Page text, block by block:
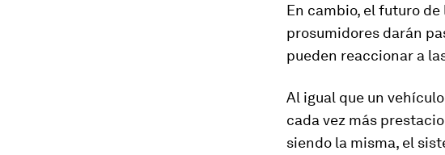
En cambio, el futuro
prosumidores darán
pueden reaccionar a
Al igual que un
cada vez más
siendo la misma, el